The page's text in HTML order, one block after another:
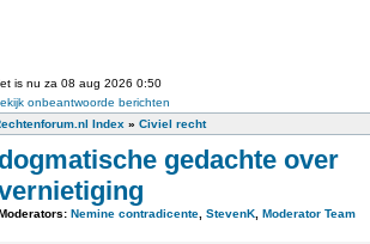
is nu za 08 aug 2026 0:50
onbeantwoorde berichten
Index » Civiel recht
dogmatische gedachte over
Nemine contradicente StevenK Moderator Team